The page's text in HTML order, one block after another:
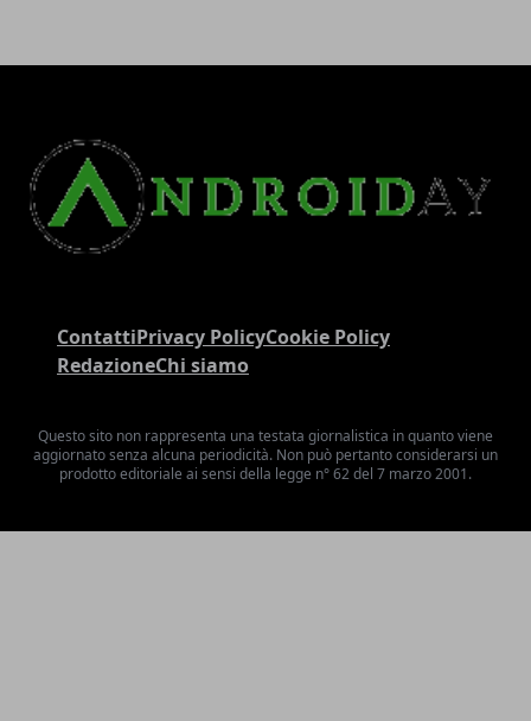
ContattiPrivacy PolicyCookie Policy
RedazioneChi siamo
Questo sito non rappresenta una testata giornalistica in quanto viene
aggiornato senza alcuna periodicità. Non può pertanto considerarsi un
prodotto editoriale ai sensi della legge n° 62 del 7 marzo 2001.